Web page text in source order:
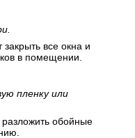
все окна и
в помещении.
пленку или
обойные